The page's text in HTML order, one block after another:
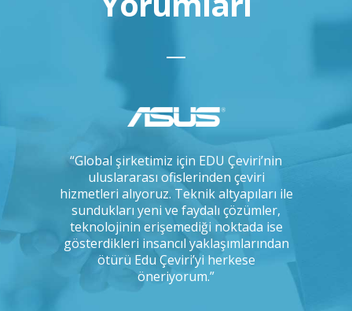
titiz
kim
“Global şirketimiz için EDU Çeviri’nin
uluslararası ofislerinden çeviri
hizmetleri alıyoruz. Teknik altyapıları ile
sundukları yeni ve faydalı çözümler,
teknolojinin erişemediği noktada ise
gösterdikleri insancıl yaklaşımlarından
ötürü Edu Çeviri’yi herkese
öneriyorum.”
“IKEA